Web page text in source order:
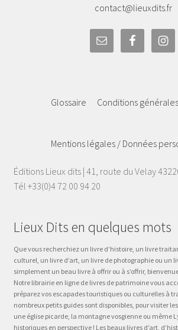
contact@lieuxdits.fr
Glossaire Conditions
Mentions légales / Données
Éditions Lieux dits | 41, route du Velay
Tél +33(0)4 72 00 94 20
Lieux Dits en quelques mots
Que vous recherchiez un livre d’histoire, un livre
culturel, un livre d’art, un livre de photographie ou un
simplement un beau livre à offrir ou à s’offrir,
Notre librairie en ligne de livres de patrimoine vous
préparez vos escapades touristiques ou culturelles à
nombreux petits guides sont disponibles, pour visiter
une église picarde, la montagne vosgienne ou même
historiques en perspective ! Les beaux livres d’art,